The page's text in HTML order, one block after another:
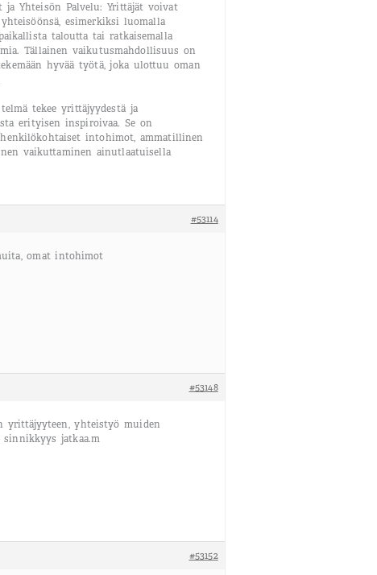
ja Yhteisön Palvelu: Yrittäjät voivat
esimerkiksi luomalla
taloutta tai ratkaisemalla
Tällainen vaikutusmahdollisuus on
hyvää työtä, joka ulottuu oman
tekee yrittäjyydestä ja
erityisen inspiroivaa. Se on
intohimot, ammatillinen
vaikuttaminen ainutlaatuisella
#53114
omat intohimot
#53148
yrittäjyyteen, yhteistyö muiden
sinnikkyys jatkaa.m
#53152